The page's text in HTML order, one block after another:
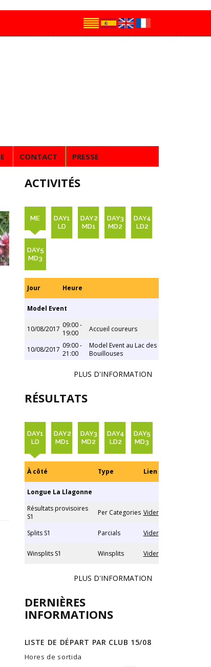
CONTACT PRESSE
ACTIVITÉS
ME
DAY1
LD
DAY2
MD1
DAY3
MD2
DAY4
LD2
DAY5
MD3
Jour Heure
Model Event
10/08/2017 09:00 -
19:00
Accueil coureurs
10/08/2017 09:00 -
21:00
Model Event au Lac des
Bouillouses
PLUS D'INFORMATION
RÉSULTATS
DAY1
LD
DAY2
MD1
DAY3
MD2
DAY4
LD2
DAY5
MD3
À côté Type Lien
Longue La Llagonne
Résultats provisoires
S1
Per Categories Vider
Splits S1 Parcials Vider
Winsplits S1 Winsplits Vider
PLUS D'INFORMATION
DERNIÈRES
INFORMATIONS
LISTE DE DÉPART PAR CLUB 15/08
Hores de sortida